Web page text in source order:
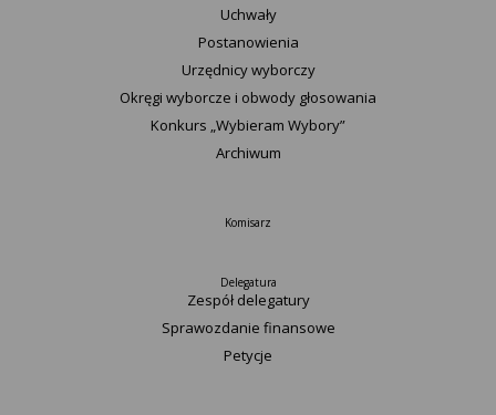
Uchwały
Postanowienia
Urzędnicy wyborczy
Okręgi wyborcze i obwody głosowania
Konkurs „Wybieram Wybory”
Archiwum
Komisarz
Delegatura
Zespół delegatury
Sprawozdanie finansowe
Petycje